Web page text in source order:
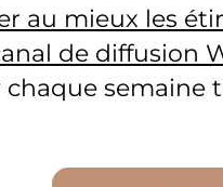
au mieux les
de diffusion
semaine